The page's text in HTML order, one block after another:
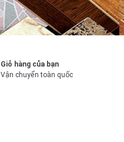
Giỏ hàng của bạn
Vận chuyển toàn quốc